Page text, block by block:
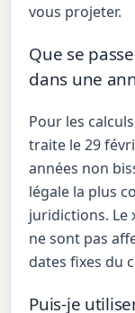
vous projeter.
Que se
dans une
Pour les
traite le 29
années non
légale la plus
juridictions. Le
ne sont pas
dates fixes du
Puis-je